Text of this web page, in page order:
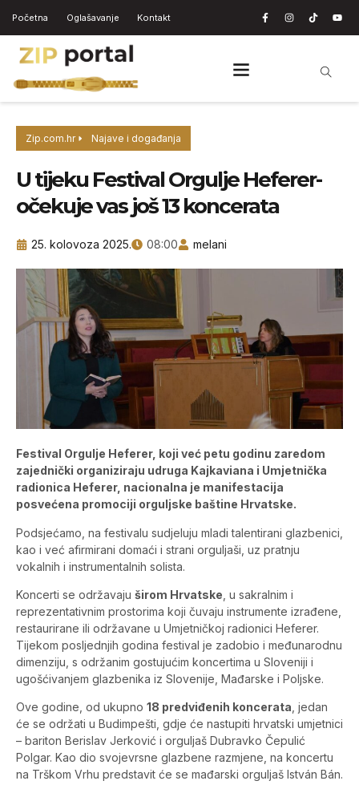
Početna Oglašavanje Kontakt
Zip.com.hr Najave i događanja
U tijeku Festival Orgulje Heferer-
očekuje vas još 13 koncerata
25. kolovoza 2025. 08:00 melani
Festival Orgulje Heferer, koji već petu godinu zaredom
zajednički organiziraju udruga Kajkaviana i Umjetnička
radionica Heferer, nacionalna je manifestacija
posvećena promociji orguljske baštine Hrvatske.
Podsjećamo, na festivalu sudjeluju mladi talentirani glazbenici,
kao i već afirmirani domaći i strani orguljaši, uz pratnju
vokalnih i instrumentalnih solista.
Koncerti se održavaju širom Hrvatske , u sakralnim i
reprezentativnim prostorima koji čuvaju instrumente izrađene,
restaurirane ili održavane u Umjetničkoj radionici Heferer.
Tijekom posljednjih godina festival je zadobio i međunarodnu
dimenziju, s održanim gostujućim koncertima u Sloveniji i
ugošćivanjem glazbenika iz Slovenije, Mađarske i Poljske.
Ove godine, od ukupno 18 predviđenih koncerata , jedan
će se održati u Budimpešti, gdje će nastupiti hrvatski umjetnici
– bariton Berislav Jerković i orguljaš Dubravko Čepulić
Polgar. Kao dio svojevrsne glazbene razmjene, na koncertu
na Trškom Vrhu predstavit će se mađarski orguljaš István Bán.